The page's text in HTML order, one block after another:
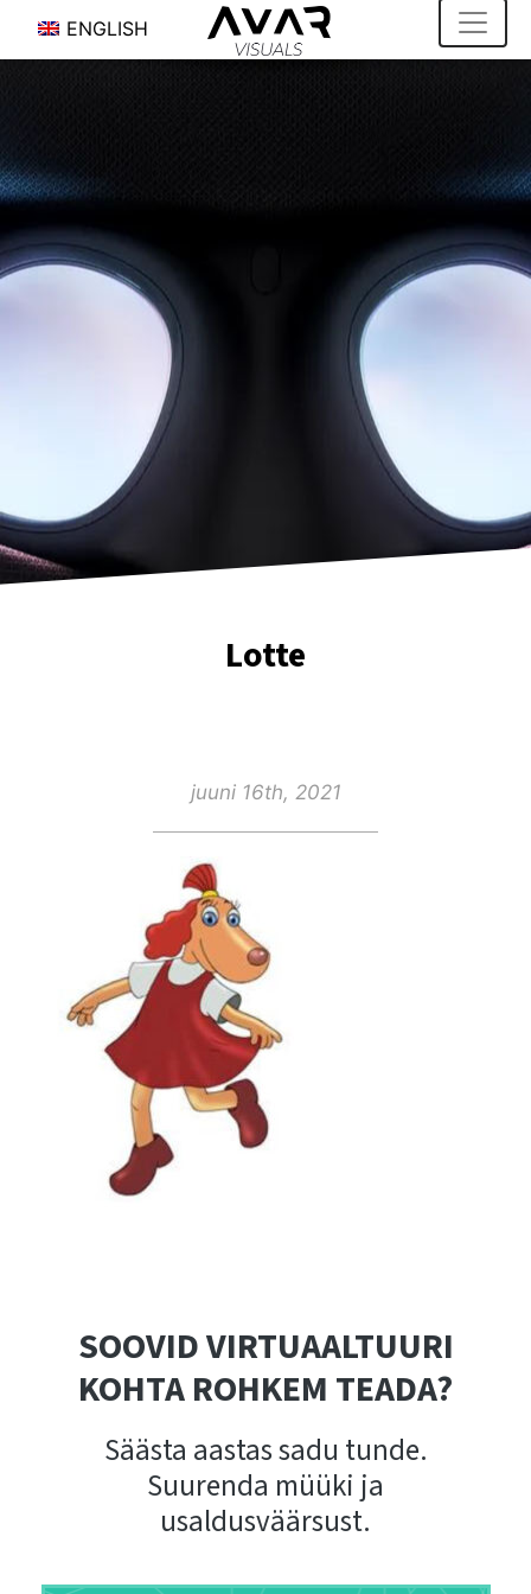
ENGLISH
Lotte
juuni 16th, 2021
SOOVID VIRTUAALTUURI
KOHTA ROHKEM TEADA?
Säästa aastas sadu tunde.
Suurenda müüki ja
usaldusväärsust.